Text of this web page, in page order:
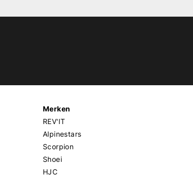
Merken
REV'IT
Alpinestars
Scorpion
Shoei
HJC